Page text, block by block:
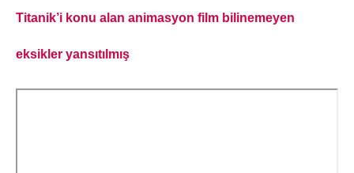
Titanik’i konu alan animasyon film bilinemeyen
eksikler yansıtılmış